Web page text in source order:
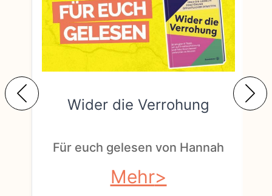
Wider die Verrohung
Für euch gelesen von Hannah
Mehr